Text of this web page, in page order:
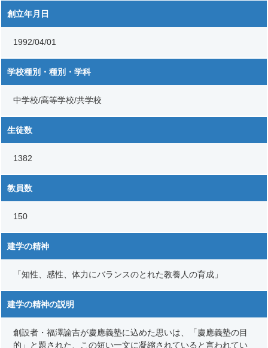
創立年月日
1992/04/01
学校種別・種別・学科
中学校/高等学校/共学校
生徒数
1382
教員数
150
建学の精神
「知性、感性、体力にバランスのとれた教養人の育成」
建学の精神の説明
創設者・福澤諭吉が慶應義塾に込めた思いは、「慶應義塾の目
的」と題された、この短い一文に凝縮されていると言われてい